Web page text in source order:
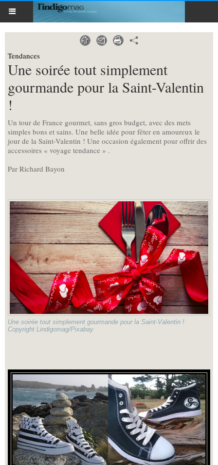
Tendances
Une soirée tout simplement
gourmande pour la Saint-Valentin
!
Un tour de France gourmet, sans gros budget, avec des mets
simples bons et sains. Une belle idée pour fêter en amoureux le
jour de la Saint-Valentin ! Une occasion également pour offrir des
accessoires « voyage tendance » .
Par Richard Bayon
Une soirée tout simplement gourmande pour la Saint-Valentin !
Copyright Lindigomag/Pixabay